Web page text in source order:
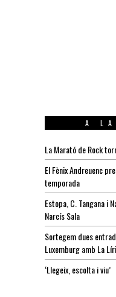
A LA
La Marató de Rock
El Fènix Andreuenc
temporada
Estopa, C. Tangana i
Narcís Sala
Sortegem dues
Luxemburg amb La
‘Llegeix, escolta i viu’